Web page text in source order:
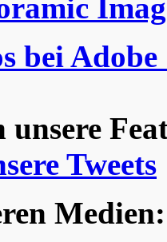
bei
Tweets
Medien: